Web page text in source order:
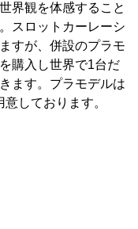
界観を体感すること
スロットカーレーシ
すが、併設のプラモ
購入し世界で1台だ
ます。プラモデルは
しております。